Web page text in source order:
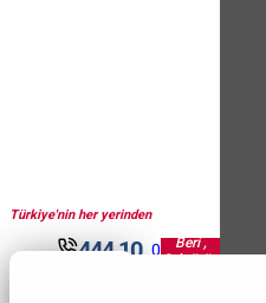
Türkiye'nin her yerinden
444 10 0
Beri ,
Sektörün